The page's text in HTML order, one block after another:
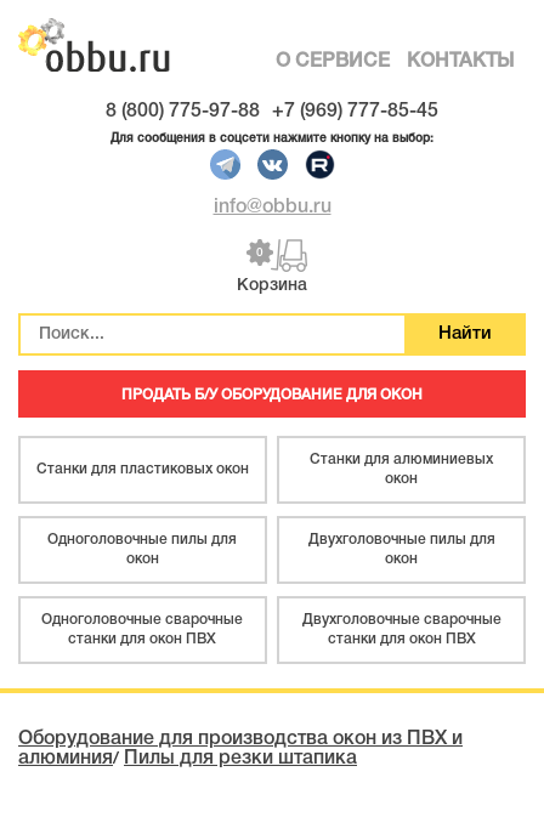
О СЕРВИСЕ КОНТАКТЫ
8 (800) 775-97-88 +7 (969) 777-85-45
Для сообщения в соцсети нажмите кнопку на выбор:
info@obbu.ru
0
Корзина
ПРОДАТЬ Б/У ОБОРУДОВАНИЕ ДЛЯ ОКОН
Станки для пластиковых окон
Станки для алюминиевых
окон
Одноголовочные пилы для
окон
Двухголовочные пилы для
окон
Одноголовочные сварочные
станки для окон ПВХ
Двухголовочные сварочные
станки для окон ПВХ
Оборудование для производства окон из ПВХ и
алюминия/ Пилы для резки штапика